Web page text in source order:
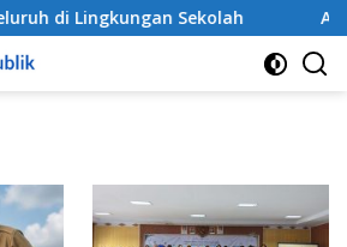
di Lingkungan Sekolah Alarm